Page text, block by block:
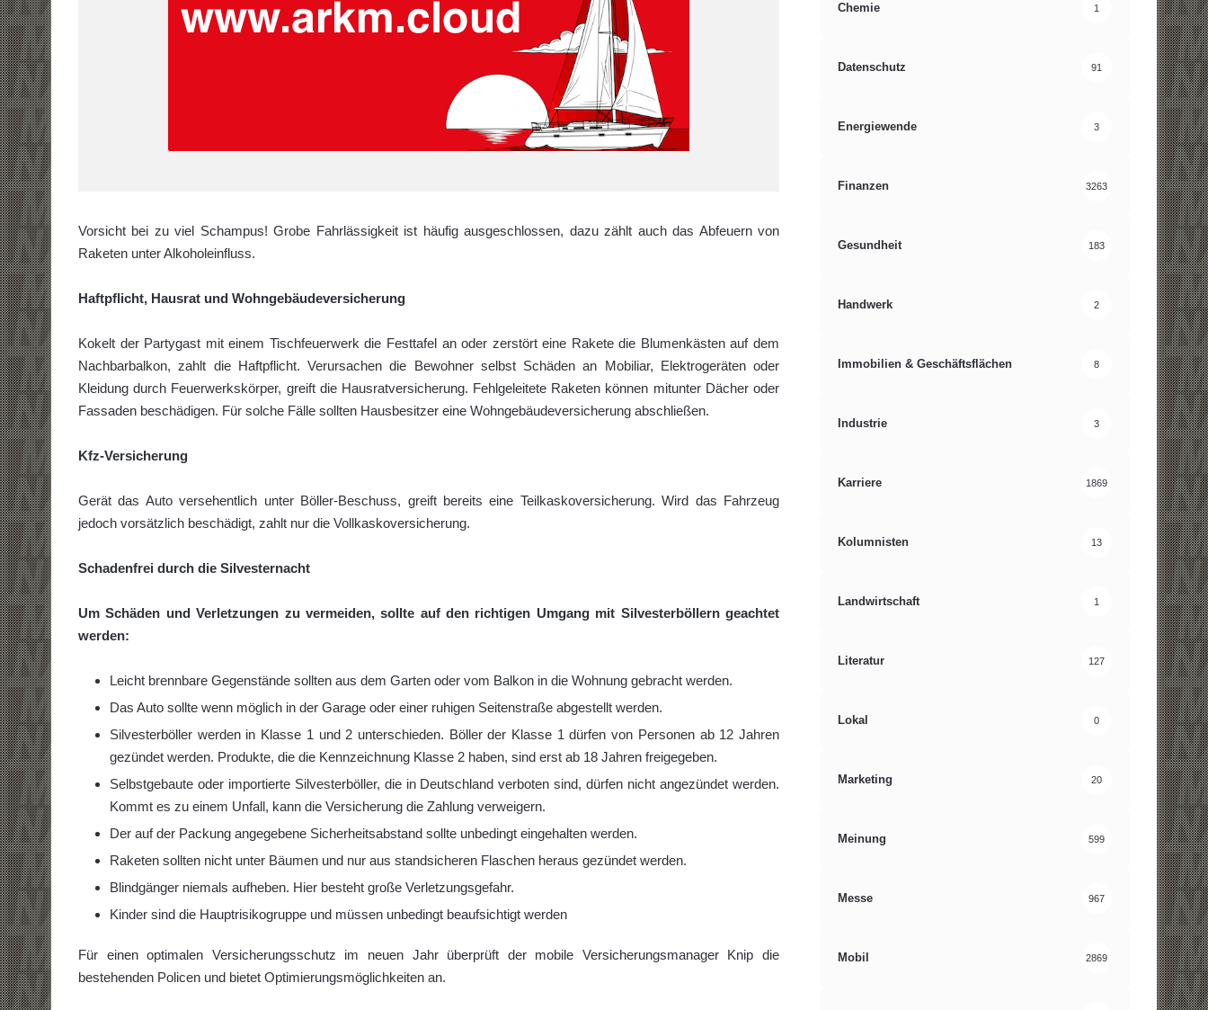
Vorsicht bei zu viel Schampus! Grobe Fahrlässigkeit ist häufig ausgeschlossen, dazu zählt auch das Abfeuern von
Raketen unter Alkoholeinfluss.
Haftpflicht, Hausrat und Wohngebäudeversicherung
Kokelt der Partygast mit einem Tischfeuerwerk die Festtafel an oder zerstört eine Rakete die Blumenkästen auf dem
Nachbarbalkon, zahlt die Haftpflicht. Verursachen die Bewohner selbst Schäden an Mobiliar, Elektrogeräten oder
Kleidung durch Feuerwerkskörper, greift die Hausratversicherung. Fehlgeleitete Raketen können mitunter Dächer oder
Fassaden beschädigen. Für solche Fälle sollten Hausbesitzer eine Wohngebäudeversicherung abschließen.
Kfz-Versicherung
Gerät das Auto versehentlich unter Böller-Beschuss, greift bereits eine Teilkaskoversicherung. Wird das Fahrzeug
jedoch vorsätzlich beschädigt, zahlt nur die Vollkaskoversicherung.
Schadenfrei durch die Silvesternacht
Um Schäden und Verletzungen zu vermeiden, sollte auf den richtigen Umgang mit Silvesterböllern geachtet
werden:
Leicht brennbare Gegenstände sollten aus dem Garten oder vom Balkon in die Wohnung gebracht werden.
Das Auto sollte wenn möglich in der Garage oder einer ruhigen Seitenstraße abgestellt werden.
Silvesterböller werden in Klasse 1 und 2 unterschieden. Böller der Klasse 1 dürfen von Personen ab 12 Jahren
gezündet werden. Produkte, die die Kennzeichnung Klasse 2 haben, sind erst ab 18 Jahren freigegeben.
Selbstgebaute oder importierte Silvesterböller, die in Deutschland verboten sind, dürfen nicht angezündet werden.
Kommt es zu einem Unfall, kann die Versicherung die Zahlung verweigern.
Der auf der Packung angegebene Sicherheitsabstand sollte unbedingt eingehalten werden.
Raketen sollten nicht unter Bäumen und nur aus standsicheren Flaschen heraus gezündet werden.
Blindgänger niemals aufheben. Hier besteht große Verletzungsgefahr.
Kinder sind die Hauptrisikogruppe und müssen unbedingt beaufsichtigt werden
Für einen optimalen Versicherungsschutz im neuen Jahr überprüft der mobile Versicherungsmanager Knip die
bestehenden Policen und bietet Optimierungsmöglichkeiten an.
Chemie 1
Datenschutz 91
Energiewende 3
Finanzen 3263
Gesundheit 183
Handwerk 2
Immobilien & Geschäftsflächen 8
Industrie 3
Karriere 1869
Kolumnisten 13
Landwirtschaft 1
Literatur 127
Lokal 0
Marketing 20
Meinung 599
Messe 967
Mobil 2869